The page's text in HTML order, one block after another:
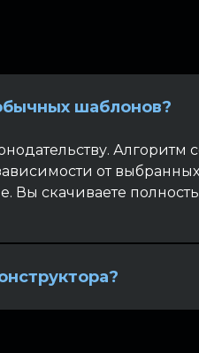
шаблонов?
Алгоритм
от
Вы скачиваете